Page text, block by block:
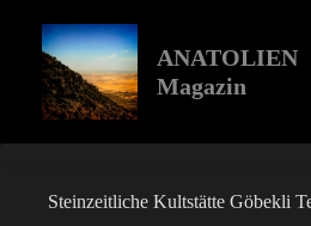
springen
ANATOLIEN
Magazin
Steinzeitliche Kultstätte Göbekli